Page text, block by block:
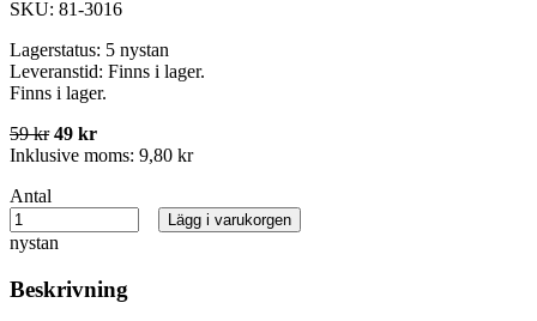
SKU: 81-3016
Lagerstatus: 5 nystan
Leveranstid: Finns i lager.
Finns i lager.
59 kr 49 kr
Inklusive moms: 9,80 kr
Antal
nystan
Lägg i varukorgen
Beskrivning